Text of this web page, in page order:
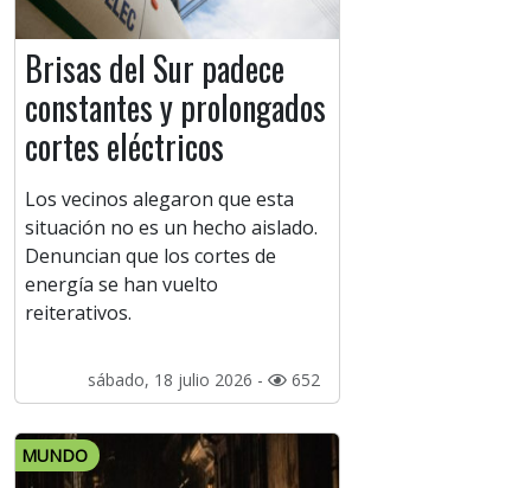
Brisas del Sur padece
constantes y prolongados
cortes eléctricos
Los vecinos alegaron que esta
situación no es un hecho aislado.
Denuncian que los cortes de
energía se han vuelto
reiterativos.
sábado, 18 julio 2026 - 652
MUNDO